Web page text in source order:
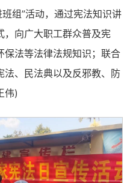
组”活动，通过宪法知识讲
，向广大职工群众普及宪
保法等法律法规知识；联合
法、民法典以及反邪教、防
伟)